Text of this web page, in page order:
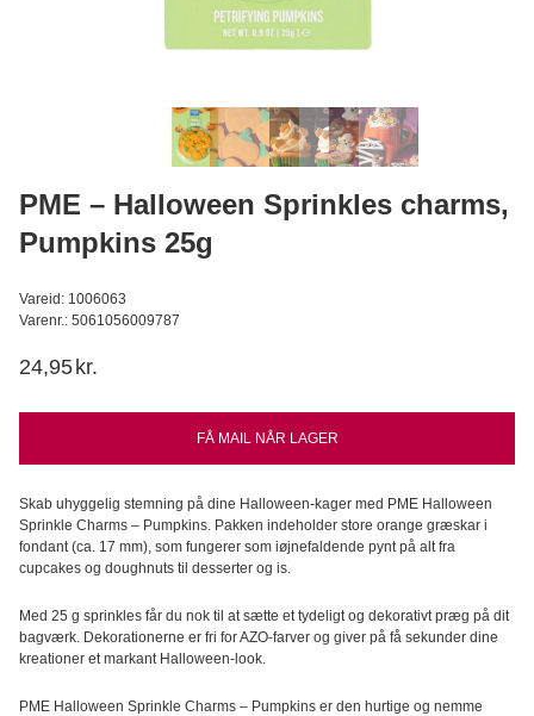
Hvedesur Surdejspulver - 500g
Læg i kurv
PME – Halloween Sprinkles charms,
Pumpkins 25g
Vareid: 1006063
Varenr.: 5061056009787
24,95 kr.
FÅ MAIL NÅR LAGER
Skab uhyggelig stemning på dine Halloween-kager med PME Halloween
Sprinkle Charms – Pumpkins. Pakken indeholder store orange græskar i
fondant (ca. 17 mm), som fungerer som iøjnefaldende pynt på alt fra
cupcakes og doughnuts til desserter og is.
Med 25 g sprinkles får du nok til at sætte et tydeligt og dekorativt præg på dit
bagværk. Dekorationerne er fri for AZO-farver og giver på få sekunder dine
kreationer et markant Halloween-look.
PME Halloween Sprinkle Charms – Pumpkins er den hurtige og nemme